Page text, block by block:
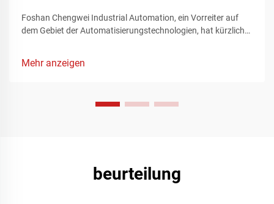
Foshan Chengwei Industrial Automation, ein Vorreiter auf
dem Gebiet der Automatisierungstechnologien, hat kürzlich
Automatisierungslösungen vorstellte, das die Landschaft der
der Fertigungsindustrie zugeschnitten sind, stellen einen
Mehr anzeigen
beurteilung